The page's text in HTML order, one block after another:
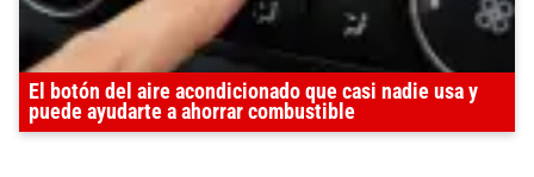
El botón del aire acondicionado que casi nadie usa y
puede ayudarte a ahorrar combustible